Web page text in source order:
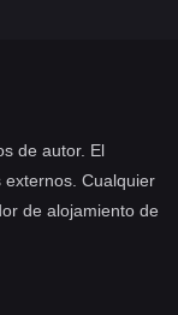
de autor. El
Cualquier
de alojamiento de